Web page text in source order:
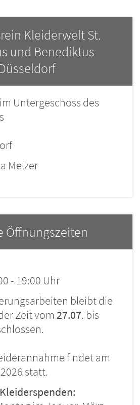
Kleiderwelt St.
und Benediktus
Untergeschoss des
Melzer
Öffnungszeiten
- 19:00 Uhr
bleibt die
Zeit vom 27.07. bis
findet am
statt.